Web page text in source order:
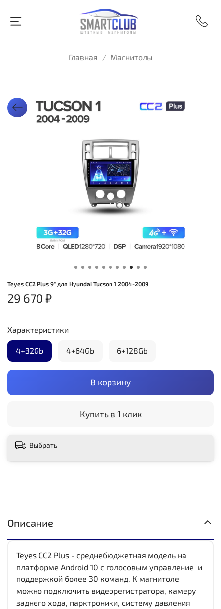
Главная Магнитолы
Teyes CC2 Plus 9" для Hyundai Tucson 1 2004-2009
29 670 ₽
В корзину
Купить в 1 клик
Характеристики
4+32Gb 4+64Gb 6+128Gb
Выбрать
Описание
Teyes CC2 Plus - среднебюджетная модель на
платформе Android 10 с голосовым управление и
поддержкой более 30 команд. К магнитоле
можно подключить видеорегистратора, камеру
заднего хода, парктроники, систему давления